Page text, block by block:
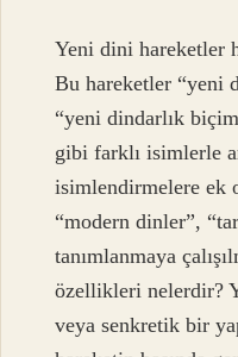
Yeni dini hareketler
Bu hareketler “yeni
“yeni dindarlık
gibi farklı isimlerle
isimlendirmelere ek
“modern dinler”,
tanımlanmaya
özellikleri nelerdir?
veya senkretik bir